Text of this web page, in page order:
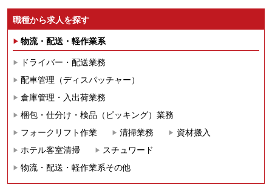
職種から求人を探す
物流・配送・軽作業系
ドライバー・配送業務
配車管理（ディスパッチャー）
倉庫管理・入出荷業務
梱包・仕分け・検品（ピッキング）業務
フォークリフト作業
清掃業務
資材搬入
ホテル客室清掃
スチュワード
物流・配送・軽作業系その他